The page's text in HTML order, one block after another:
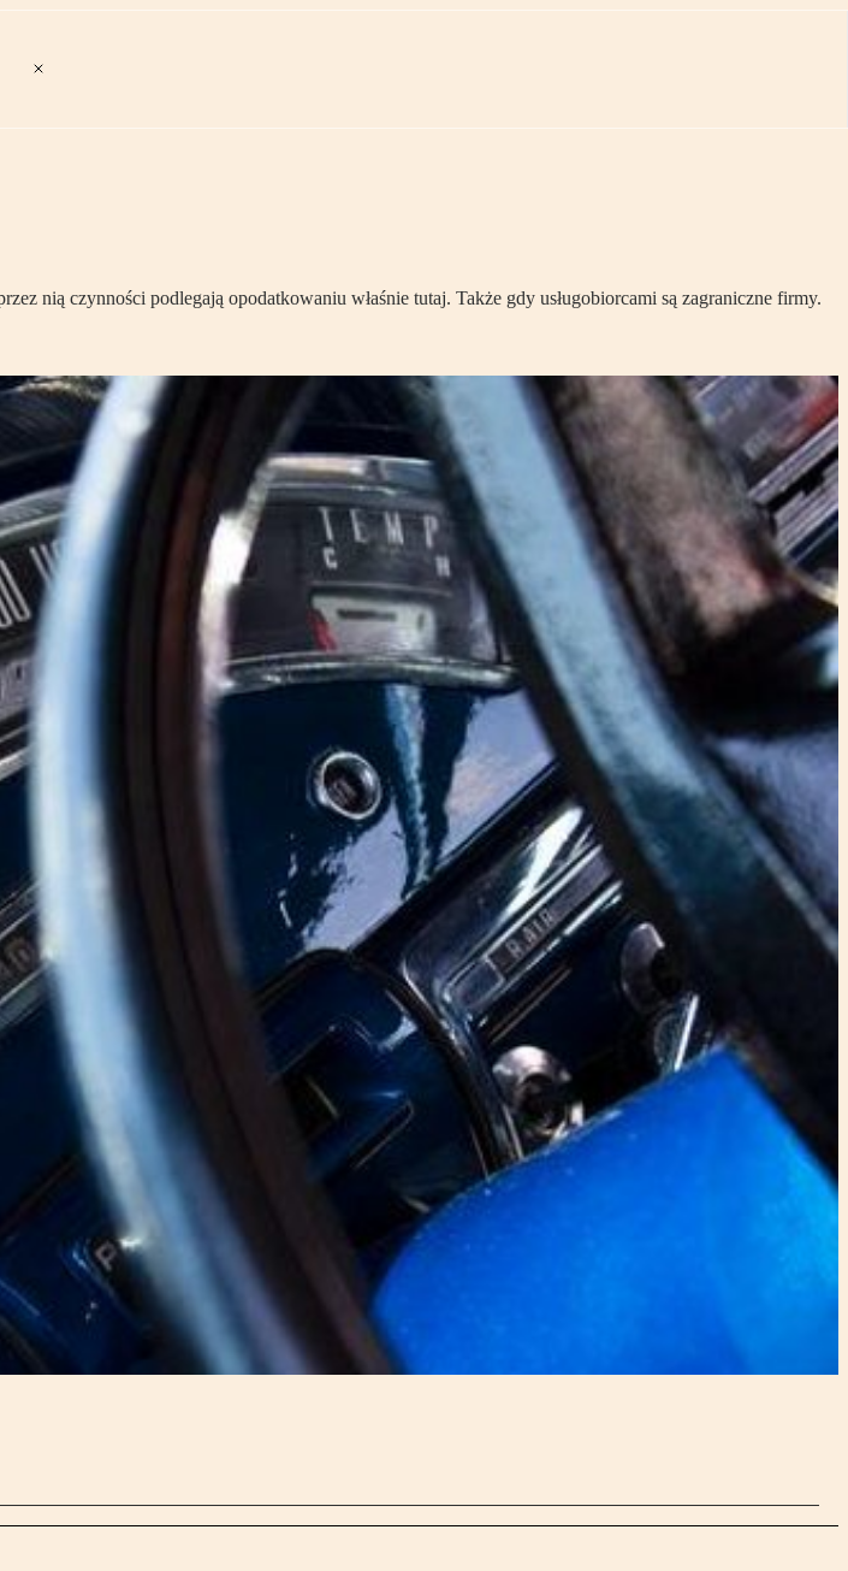
nią czynności podlegają opodatkowaniu właśnie tutaj. Także gdy usługobiorcami są zagraniczne firmy.